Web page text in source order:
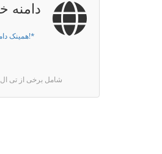
دامنه
همینک دامنه خود را انتقال دهید تا یک سال نیز تمدید گردد!*
* شامل برخی از تی